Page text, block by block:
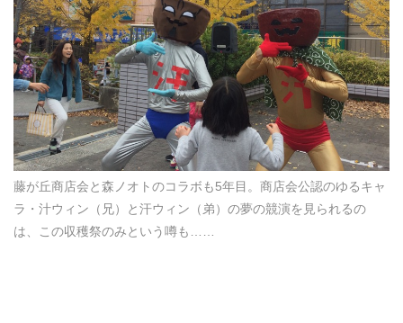
藤が丘商店会と森ノオトのコラボも5年目。商店会公認のゆるキャ
ラ・汁ウィン（兄）と汗ウィン（弟）の夢の競演を見られるの
は、この収穫祭のみという噂も……